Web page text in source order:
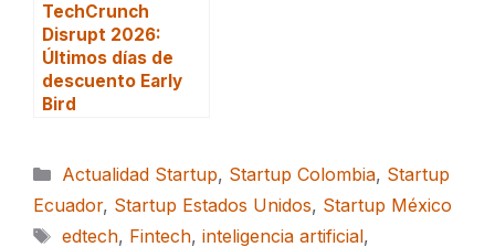
TechCrunch
Disrupt 2026:
Últimos días de
descuento Early
Bird
Categorías
Actualidad Startup, Startup Colombia, Startup
Ecuador, Startup Estados Unidos, Startup México
Etiquetas
edtech, Fintech, inteligencia artificial,